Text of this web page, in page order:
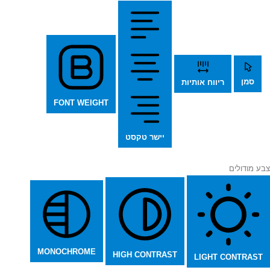
סמן ריווח אותיות
יישר טקסט
FONT WEIGHT
צבע מודולים
LIGHT CONTRAST
HIGH CONTRAST
MONOCHROME